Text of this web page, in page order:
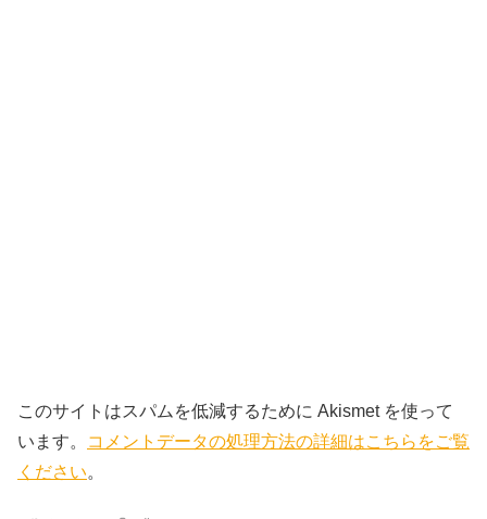
このサイトはスパムを低減するために Akismet を使って
います。
コメントデータの処理方法の詳細はこちらをご覧
ください。